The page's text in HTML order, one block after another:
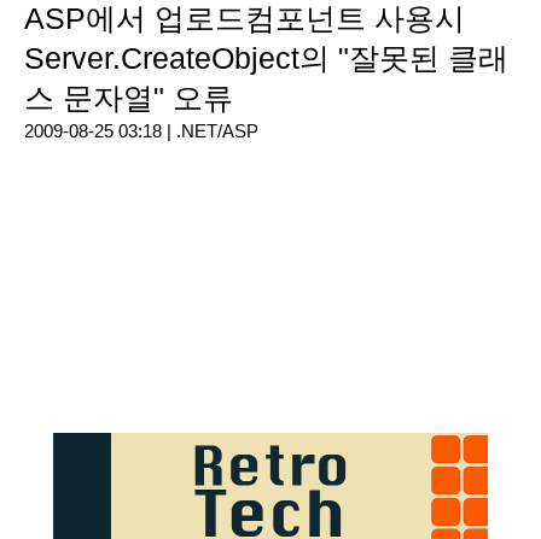
ASP에서 업로드컴포넌트 사용시
Server.CreateObject의 "잘못된 클래
스 문자열" 오류
2009-08-25 03:18 | .NET/ASP